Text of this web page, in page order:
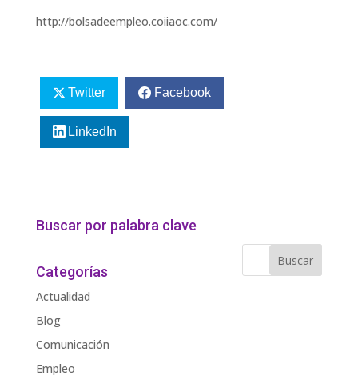
http://bolsadeempleo.coiiaoc.com/
Twitter Facebook
LinkedIn
Buscar por palabra clave
Categorías
Actualidad
Blog
Comunicación
Empleo